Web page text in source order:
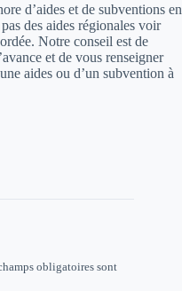
d’aides et de subventions en
des aides régionales voir
Notre conseil est de
et de vous renseigner
aides ou d’un subvention à
obligatoires sont